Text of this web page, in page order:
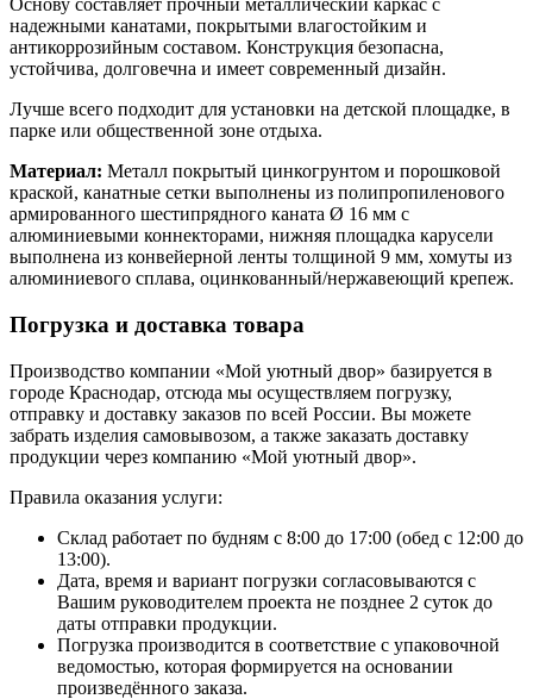
Основу составляет прочный металлический каркас с
надежными канатами, покрытыми влагостойким и
антикоррозийным составом. Конструкция безопасна,
устойчива, долговечна и имеет современный дизайн.
Лучше всего подходит для установки на детской площадке, в
парке или общественной зоне отдыха.
Материал: Металл покрытый цинкогрунтом и порошковой
краской, канатные сетки выполнены из полипропиленового
армированного шестипрядного каната Ø 16 мм с
алюминиевыми коннекторами, нижняя площадка карусели
выполнена из конвейерной ленты толщиной 9 мм, хомуты из
алюминиевого сплава, оцинкованный/нержавеющий крепеж.
Погрузка и доставка товара
Производство компании «Мой уютный двор» базируется в
городе Краснодар, отсюда мы осуществляем погрузку,
отправку и доставку заказов по всей России. Вы можете
забрать изделия самовывозом, а также заказать доставку
продукции через компанию «Мой уютный двор».
Правила оказания услуги:
Склад работает по будням с 8:00 до 17:00 (обед с 12:00 до
13:00).
Дата, время и вариант погрузки согласовываются с
Вашим руководителем проекта не позднее 2 суток до
даты отправки продукции.
Погрузка производится в соответствие с упаковочной
ведомостью, которая формируется на основании
произведённого заказа.